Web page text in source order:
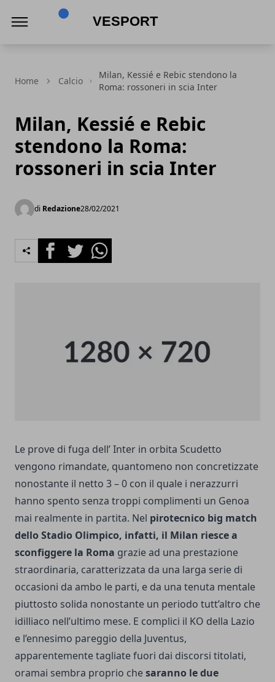
Home Calcio
Milan, Kessié e Rebic stendono la
Roma: rossoneri in scia Inter
Milan, Kessié e Rebic
stendono la Roma:
rossoneri in scia Inter
di Redazione28/02/2021
FacebookTwitterWhatsapp
Le prove di fuga dell’ Inter in orbita Scudetto
vengono rimandate, quantomeno non concretizzate
nonostante il netto 3 – 0 con il quale i nerazzurri
hanno spento senza troppi complimenti un Genoa
mai realmente in partita. Nel pirotecnico big match
dello Stadio Olimpico, infatti, il Milan riesce a
sconfiggere la Roma grazie ad una prestazione
straordinaria, caratterizzata da una larga serie di
occasioni da ambo le parti, e da una tenuta mentale
piuttosto solida nonostante un periodo tutt’altro che
idilliaco nell’ultimo mese. E complici il KO della Lazio
e l’ennesimo pareggio della Juventus,
apparentemente tagliate fuori dai discorsi titolati,
oramai sembra proprio chesaranno le due